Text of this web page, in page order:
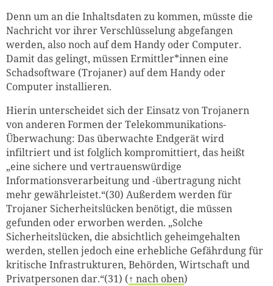
Denn um an die Inhaltsdaten zu kommen, müsste die
Nachricht vor ihrer Verschlüsselung abgefangen
werden, also noch auf dem Handy oder Computer.
Damit das gelingt, müssen Ermittler*innen eine
Schadsoftware (Trojaner) auf dem Handy oder
Computer installieren.
Hierin unterscheidet sich der Einsatz von Trojanern
von anderen Formen der Telekommunikations-
Überwachung: Das überwachte Endgerät wird
infiltriert und ist folglich kompromittiert, das heißt
„eine sichere und vertrauenswürdige
Informationsverarbeitung und -übertragung nicht
mehr gewährleistet.“(30) Außerdem werden für
Trojaner Sicherheitslücken benötigt, die müssen
gefunden oder erworben werden. „Solche
Sicherheitslücken, die absichtlich geheimgehalten
werden, stellen jedoch eine erhebliche Gefährdung für
kritische Infrastrukturen, Behörden, Wirtschaft und
Privatpersonen dar.“(31) (↑ nach oben)